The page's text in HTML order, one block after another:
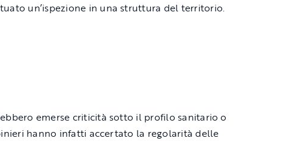
un’ispezione in una struttura del territorio.
emerse criticità sotto il profilo sanitario o
hanno infatti accertato la regolarità delle